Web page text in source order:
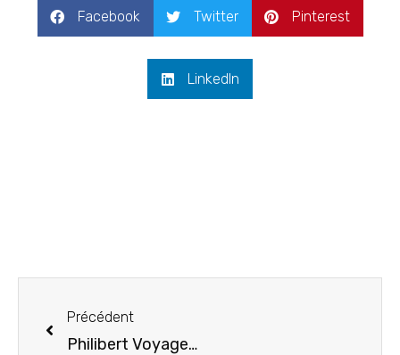
Facebook Twitter Pinterest
LinkedIn
Précédent
Philibert Voyages : nouvelle brochure printemps-été 2022